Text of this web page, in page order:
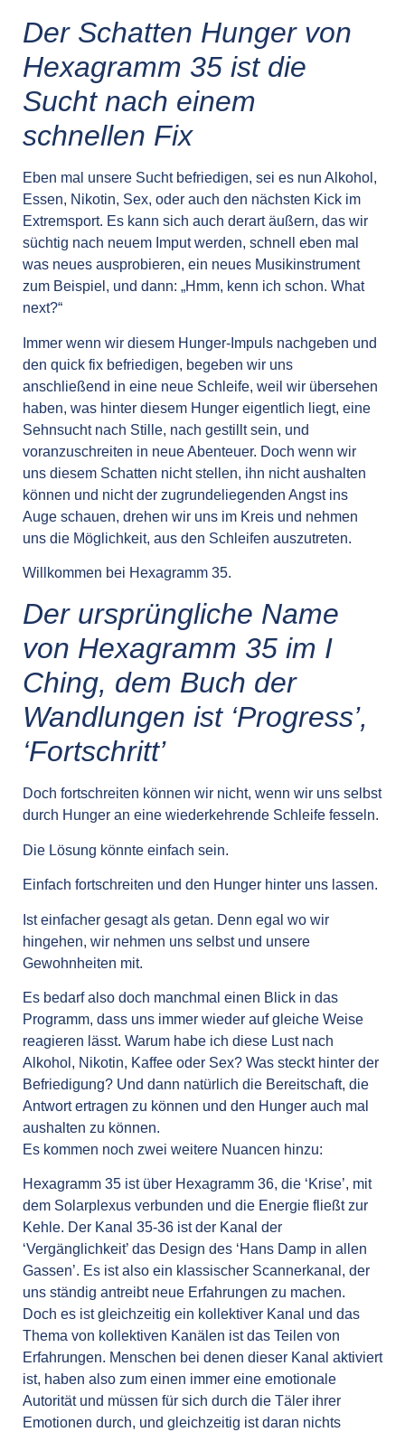
Der Schatten Hunger von
Hexagramm 35 ist die
Sucht nach einem
schnellen Fix
Eben mal unsere Sucht befriedigen, sei es nun Alkohol,
Essen, Nikotin, Sex, oder auch den nächsten Kick im
Extremsport. Es kann sich auch derart äußern, das wir
süchtig nach neuem Imput werden, schnell eben mal
was neues ausprobieren, ein neues Musikinstrument
zum Beispiel, und dann: „Hmm, kenn ich schon. What
next?“
Immer wenn wir diesem Hunger-Impuls nachgeben und
den quick fix befriedigen, begeben wir uns
anschließend in eine neue Schleife, weil wir übersehen
haben, was hinter diesem Hunger eigentlich liegt, eine
Sehnsucht nach Stille, nach gestillt sein, und
voranzuschreiten in neue Abenteuer. Doch wenn wir
uns diesem Schatten nicht stellen, ihn nicht aushalten
können und nicht der zugrundeliegenden Angst ins
Auge schauen, drehen wir uns im Kreis und nehmen
uns die Möglichkeit, aus den Schleifen auszutreten.
Willkommen bei Hexagramm 35.
Der ursprüngliche Name
von Hexagramm 35 im I
Ching, dem Buch der
Wandlungen ist ‘Progress’,
‘Fortschritt’
Doch fortschreiten können wir nicht, wenn wir uns selbst
durch Hunger an eine wiederkehrende Schleife fesseln.
Die Lösung könnte einfach sein.
Einfach fortschreiten und den Hunger hinter uns lassen.
Ist einfacher gesagt als getan. Denn egal wo wir
hingehen, wir nehmen uns selbst und unsere
Gewohnheiten mit.
Es bedarf also doch manchmal einen Blick in das
Programm, dass uns immer wieder auf gleiche Weise
reagieren lässt. Warum habe ich diese Lust nach
Alkohol, Nikotin, Kaffee oder Sex? Was steckt hinter der
Befriedigung? Und dann natürlich die Bereitschaft, die
Antwort ertragen zu können und den Hunger auch mal
aushalten zu können.
Es kommen noch zwei weitere Nuancen hinzu:
Hexagramm 35 ist über Hexagramm 36, die ‘Krise’, mit
dem Solarplexus verbunden und die Energie fließt zur
Kehle. Der Kanal 35-36 ist der Kanal der
‘Vergänglichkeit’ das Design des ‘Hans Damp in allen
Gassen’. Es ist also ein klassischer Scannerkanal, der
uns ständig antreibt neue Erfahrungen zu machen.
Doch es ist gleichzeitig ein kollektiver Kanal und das
Thema von kollektiven Kanälen ist das Teilen von
Erfahrungen. Menschen bei denen dieser Kanal aktiviert
ist, haben also zum einen immer eine emotionale
Autorität und müssen für sich durch die Täler ihrer
Emotionen durch, und gleichzeitig ist daran nichts